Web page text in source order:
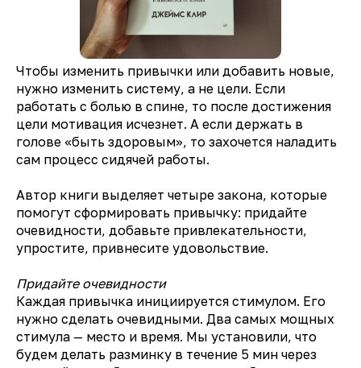
Чтобы изменить привычки или добавить новые,
нужно изменить систему, а не цели. Если
работать с болью в спине, то после достижения
цели мотивация исчезнет. А если держать в
голове «быть здоровым», то захочется наладить
сам процесс сидячей работы.
Автор книги выделяет четыре закона, которые
помогут сформировать привычку: придайте
очевидности, добавьте привлекательности,
упростите, привнесите удовольствие.
Придайте очевидности
Каждая привычка инициируется стимулом. Его
нужно сделать очевидными. Два самых мощных
стимула — место и время. Мы установили, что
будем делать разминку в течение 5 мин через